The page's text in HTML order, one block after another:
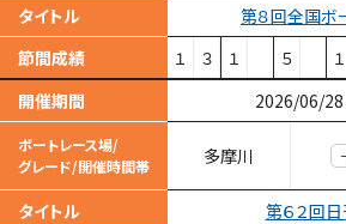
タイトル
第８回全国ボ
節間成績
１ ３ １ ５ １
開催期間 2026/06/28
ボートレース場/
グレード/開催時間帯
多摩川
タイトル
第６２回